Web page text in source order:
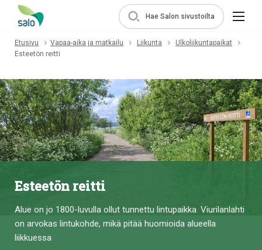
Hae Salon sivustoilta
Etusivu Vapaa-aika ja matkailu Liikunta
Ulkoliikuntapaikat
Esteetön reitti
Esteetön reitti
Alue on jo 1800-luvulla ollut tunnettu lintupaikka. Viurilanlahti
on arvokas lintukohde, mikä pitää huomioida alueella
liikkuessa